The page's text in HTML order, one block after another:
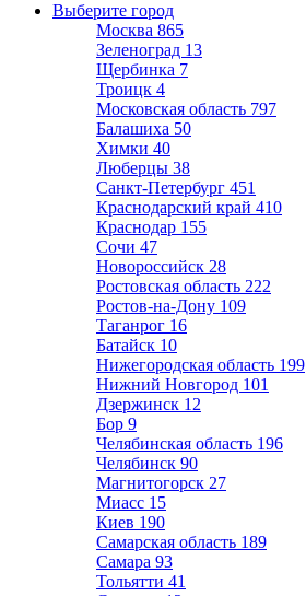
Выберите город
Москва 865
Зеленоград 13
Щербинка 7
Троицк 4
Московская область 797
Балашиха 50
Химки 40
Люберцы 38
Санкт-Петербург 451
Краснодарский край 410
Краснодар 155
Сочи 47
Новороссийск 28
Ростовская область 222
Ростов-на-Дону 109
Таганрог 16
Батайск 10
Нижегородская область 199
Нижний Новгород 101
Дзержинск 12
Бор 9
Челябинская область 196
Челябинск 90
Магнитогорск 27
Миасс 15
Киев 190
Самарская область 189
Самара 93
Тольятти 41